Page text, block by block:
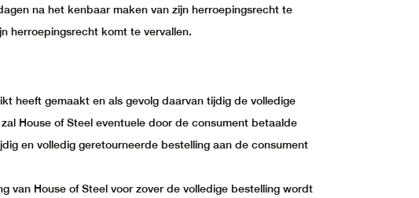
na het kenbaar maken van zijn herroepingsrecht te
herroepingsrecht komt te vervallen.
heeft gemaakt en als gevolg daarvan tijdig de volledige
House of Steel eventuele door de consument betaalde
en volledig geretourneerde bestelling aan de consument
van House of Steel voor zover de volledige bestelling wordt